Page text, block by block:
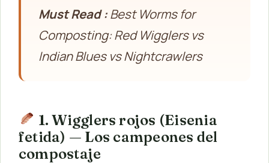
Must Read :Best Worms for
Composting: Red Wigglers vs
Indian Blues vs Nightcrawlers
1. Wigglers rojos (Eisenia
fetida) — Los campeones del
compostaje